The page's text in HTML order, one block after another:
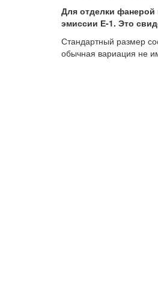
Для отделки
эмиссии Е-1. Это
Стандартный размер
обычная вариация не